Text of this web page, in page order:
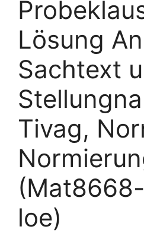
Lösung
Sachtext
Tivag,
loe)